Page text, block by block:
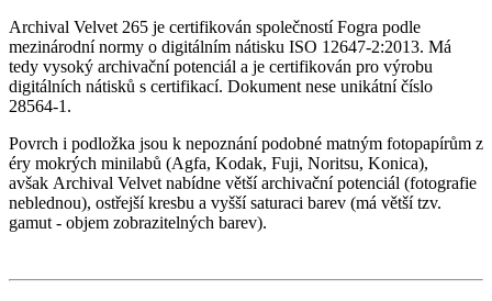
Archival Velvet 265 je certifikován společností Fogra podle
mezinárodní normy o digitálním nátisku ISO 12647-2:2013. Má
tedy vysoký archivační potenciál a je certifikován pro výrobu
digitálních nátisků s certifikací. Dokument nese unikátní číslo
28564-1.
Povrch i podložka jsou k nepoznání podobné matným fotopapírům z
éry mokrých minilabů (Agfa, Kodak, Fuji, Noritsu, Konica),
avšak Archival Velvet nabídne větší archivační potenciál (fotografie
neblednou), ostřejší kresbu a vyšší saturaci barev (má větší tzv.
gamut - objem zobrazitelných barev).